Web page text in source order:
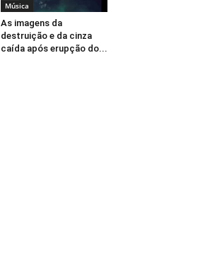
Música
As imagens da
destruição e da cinza
caída após erupção do...